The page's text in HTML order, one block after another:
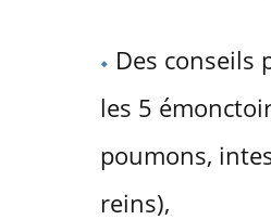
Des conseils
les 5
poumons,
reins),